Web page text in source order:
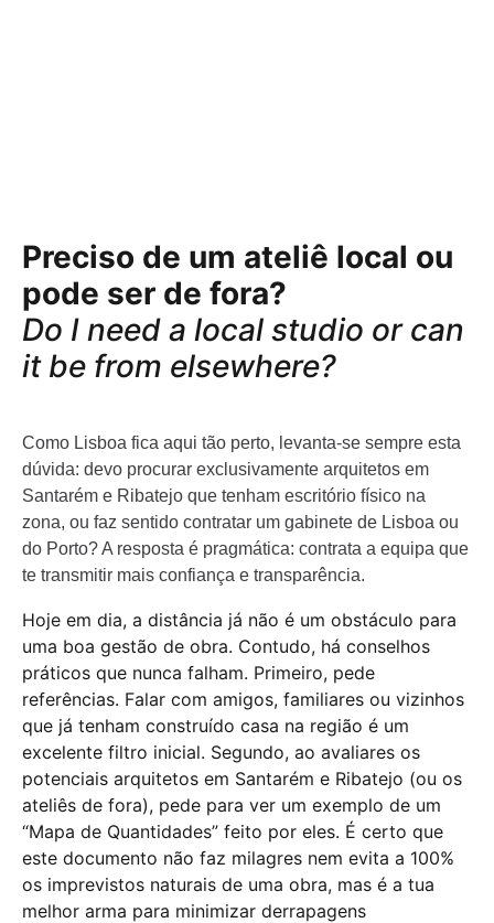
Preciso de um ateliê local ou
pode ser de fora?
Do I need a local studio or can
it be from elsewhere?
Como Lisboa fica aqui tão perto, levanta-se sempre esta
dúvida: devo procurar exclusivamente arquitetos em
Santarém e Ribatejo que tenham escritório físico na
zona, ou faz sentido contratar um gabinete de Lisboa ou
do Porto? A resposta é pragmática: contrata a equipa que
te transmitir mais confiança e transparência.
Hoje em dia, a distância já não é um obstáculo para
uma boa gestão de obra. Contudo, há conselhos
práticos que nunca falham. Primeiro, pede
referências. Falar com amigos, familiares ou vizinhos
que já tenham construído casa na região é um
excelente filtro inicial. Segundo, ao avaliares os
potenciais arquitetos em Santarém e Ribatejo (ou os
ateliês de fora), pede para ver um exemplo de um
“Mapa de Quantidades” feito por eles. É certo que
este documento não faz milagres nem evita a 100%
os imprevistos naturais de uma obra, mas é a tua
melhor arma para minimizar derrapagens